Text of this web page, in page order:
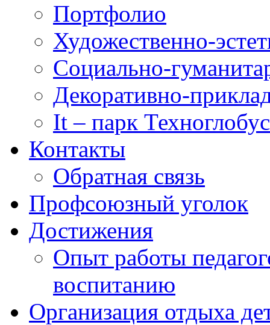
Портфолио
Художественно-
Социально-
Декоративно-
It – парк Техноглобус
Контакты
Обратная связь
Профсоюзный уголок
Достижения
Опыт работы
воспитанию
Организация отдыха